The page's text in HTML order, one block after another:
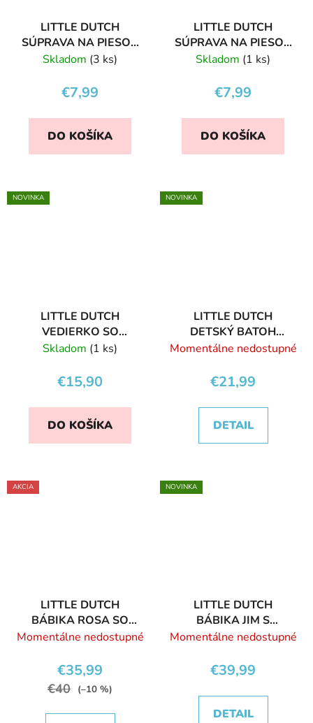
LITTLE DUTCH
SÚPRAVA NA PIESOK
NÁMORNÍCKY ZÁLIV
Skladom (3 ks)
€7,99
DO KOŠÍKA
LITTLE DUTCH
SÚPRAVA NA PIESOK
KVETY A MOTÝLE
Skladom (1 ks)
€7,99
DO KOŠÍKA
NOVINKA
LITTLE DUTCH
VEDIERKO SO
ZMRZLINOU VINTAGE
Skladom (1 ks)
€15,90
DO KOŠÍKA
NOVINKA
LITTLE DUTCH
DETSKÝ BATOH
GOOSE
Momentálne nedostupné
€21,99
DETAIL
AKCIA
LITTLE DUTCH
BÁBIKA ROSA SO
SADOU NA SPANIE
Momentálne nedostupné
€35,99
€40 (–10 %)
NOVINKA
LITTLE DUTCH
BÁBIKA JIM S
LEKÁRSKOU SADOU
Momentálne nedostupné
€39,99
DETAIL